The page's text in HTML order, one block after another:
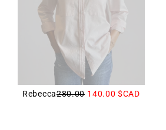
Rebecca280.00 140.00$CAD